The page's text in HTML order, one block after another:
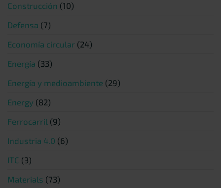
Construcción (10)
Defensa (7)
Economía circular (24)
Energía (33)
Energía y medioambiente (29)
Energy (82)
Ferrocarril (9)
Industria 4.0 (6)
ITC (3)
Materials (73)